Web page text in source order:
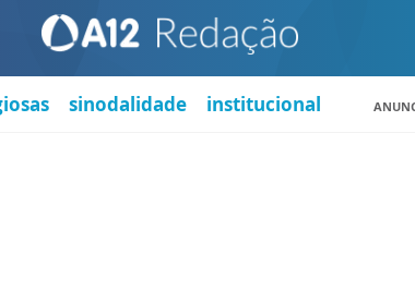
sinodalidade institucional